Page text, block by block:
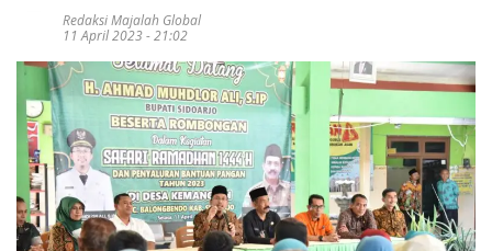
Redaksi Majalah Global
11 April 2023 - 21:02